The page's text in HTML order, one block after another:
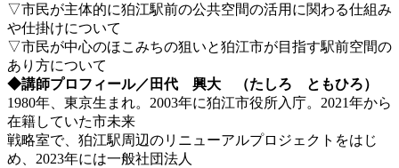
▽市民が主体的に狛江駅前の公共空間の活用に関わる仕組み
や仕掛けについて
▽市民が中心のほこみちの狙いと狛江市が目指す駅前空間の
あり方について
◆講師プロフィール／田代 興大 （たしろ ともひろ）
1980年、東京生まれ。2003年に狛江市役所入庁。2021年から
在籍していた市未来
戦略室で、狛江駅周辺のリニューアルプロジェクトをはじ
め、2023年には一般社団法人